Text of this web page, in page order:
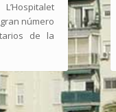
número
de la